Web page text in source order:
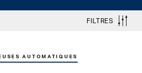
FILTRES
AUTOMATIQUES